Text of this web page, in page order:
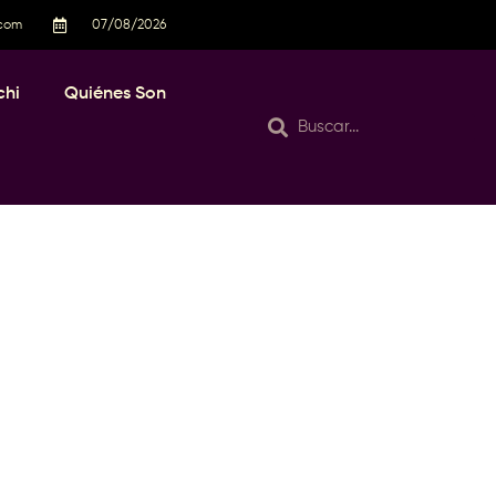
07/08/2026
Quiénes Son